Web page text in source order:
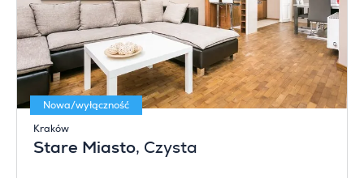
Nowa/wyłączność
Kraków
Stare Miasto, Czysta